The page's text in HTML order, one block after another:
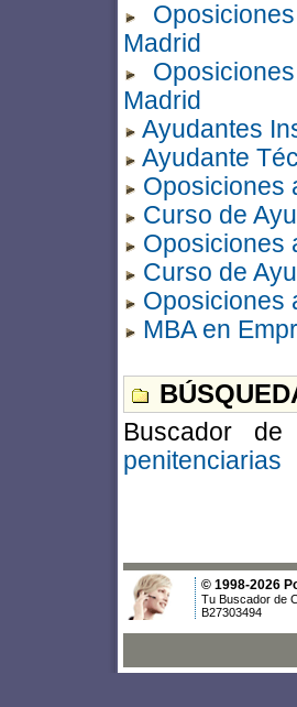
Madrid
Madrid
Ayudantes
Ayudante
Oposiciones
Curso de
Oposiciones
Curso de
Oposiciones
MBA en
Buscador
penitenciarias
© 1998-2026
Tu Buscador de
B27303494